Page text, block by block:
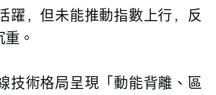
躍，但未能推動指數上行，反
。
技術格局呈現「動能背離、區